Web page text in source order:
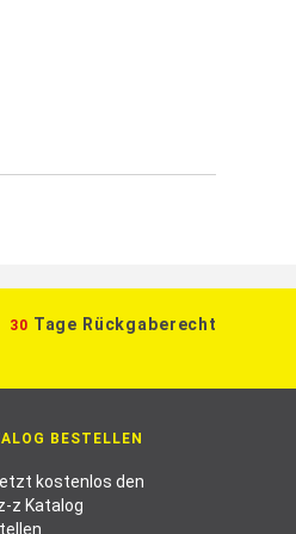
30 Tage Rückgaberecht
BESTELLEN